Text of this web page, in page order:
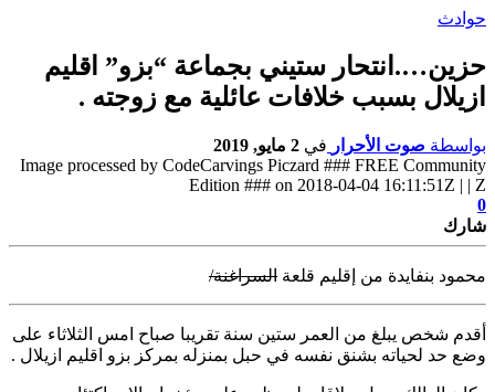
حوادث
حزين….انتحار ستيني بجماعة “بزو” اقليم
ازيلال بسبب خلافات عائلية مع زوجته .
بواسطة صوت الأحرار في 2 مايو, 2019
Image processed by CodeCarvings Piczard ### FREE Community
Edition ### on 2018-04-04 16:11:51Z | | Z
0
شارك
محمود بنفايدة من إقليم قلعة السراغنة/
أقدم شخص يبلغ من العمر ستين سنة تقريبا صباح امس الثلاثاء على
وضع حد لحياته بشنق نفسه في حبل بمنزله بمركز بزو اقليم ازيلال .